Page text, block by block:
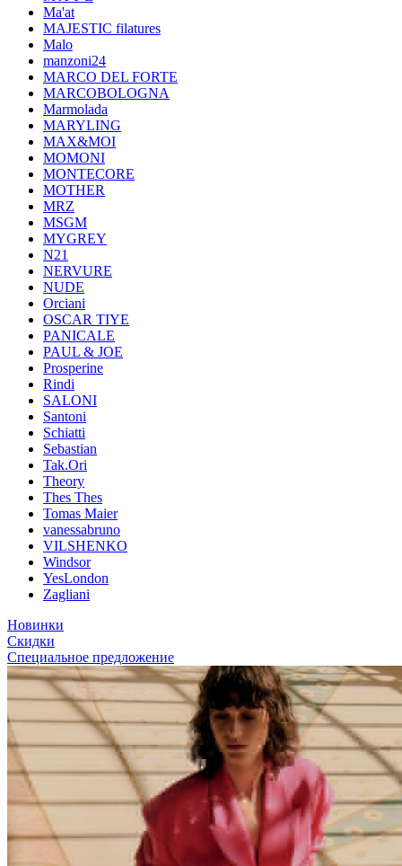
Ma'at
MAJESTIC filatures
Malo
manzoni24
MARCO DEL FORTE
MARCOBOLOGNA
Marmolada
MARYLING
MAX&MOI
MOMONI
MONTECORE
MOTHER
MRZ
MSGM
MYGREY
N21
NERVURE
NUDE
Orciani
OSCAR TIYE
PANICALE
PAUL & JOE
Prosperine
Rindi
SALONI
Santoni
Schiatti
Sebastian
Tak.Ori
Theory
Thes Thes
Tomas Maier
vanessabruno
VILSHENKO
Windsor
YesLondon
Zagliani
Новинки
Скидки
Специальное предложение